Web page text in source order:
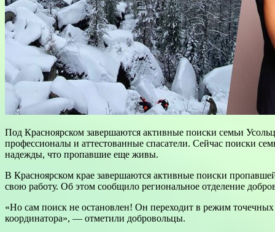
Под Красноярском завершаются активные поиски семьи
профессионалы и аттестованные спасатели. Сейчас поиски
надежды, что пропавшие еще живы.
В Красноярском крае завершаются активные поиски
свою работу. Об этом сообщило региональное отделение
«Но сам поиск не остановлен! Он переходит в режим точечных
координатора», — отметили добровольцы.